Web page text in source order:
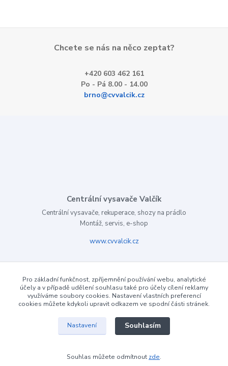
Chcete se nás na něco zeptat?
+420 603 462 161
Po - Pá 8.00 - 14.00
brno@cvvalcik.cz
Centrální vysavače Valčík
Centrální vysavače, rekuperace, shozy na prádlo
Montáž, servis, e-shop
www.cvvalcik.cz
Pro základní funkčnost, zpříjemnění používání webu, analytické
účely a v případě udělení souhlasu také pro účely cílení reklamy
využíváme soubory cookies. Nastavení vlastních preferencí
cookies můžete kdykoli upravit odkazem ve spodní části stránek.
Nastavení Souhlasím
Souhlas můžete odmítnout zde.